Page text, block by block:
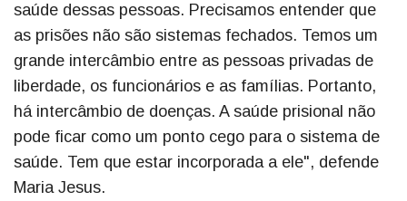
saúde dessas pessoas. Precisamos entender que
as prisões não são sistemas fechados. Temos um
grande intercâmbio entre as pessoas privadas de
liberdade, os funcionários e as famílias. Portanto,
há intercâmbio de doenças. A saúde prisional não
pode ficar como um ponto cego para o sistema de
saúde. Tem que estar incorporada a ele", defende
Maria Jesus.